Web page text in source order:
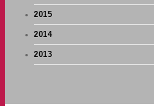
2015
2014
2013